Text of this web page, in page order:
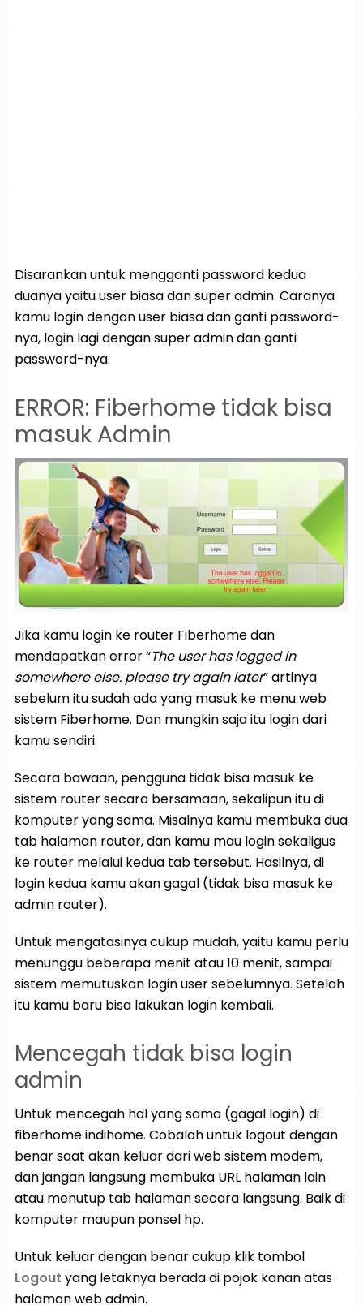
Disarankan untuk mengganti password kedua
duanya yaitu user biasa dan super admin. Caranya
kamu login dengan user biasa dan ganti password-
nya, login lagi dengan super admin dan ganti
password-nya.
ERROR: Fiberhome tidak bisa
masuk Admin
Jika kamu login ke router Fiberhome dan
mendapatkan error “The user has logged in
somewhere else. please try again later” artinya
sebelum itu sudah ada yang masuk ke menu web
sistem Fiberhome. Dan mungkin saja itu login dari
kamu sendiri.
Secara bawaan, pengguna tidak bisa masuk ke
sistem router secara bersamaan, sekalipun itu di
komputer yang sama. Misalnya kamu membuka dua
tab halaman router, dan kamu mau login sekaligus
ke router melalui kedua tab tersebut. Hasilnya, di
login kedua kamu akan gagal (tidak bisa masuk ke
admin router).
Untuk mengatasinya cukup mudah, yaitu kamu perlu
menunggu beberapa menit atau 10 menit, sampai
sistem memutuskan login user sebelumnya. Setelah
itu kamu baru bisa lakukan login kembali.
Mencegah tidak bisa login
admin
Untuk mencegah hal yang sama (gagal login) di
fiberhome indihome. Cobalah untuk logout dengan
benar saat akan keluar dari web sistem modem,
dan jangan langsung membuka URL halaman lain
atau menutup tab halaman secara langsung. Baik di
komputer maupun ponsel hp.
Untuk keluar dengan benar cukup klik tombol
Logout yang letaknya berada di pojok kanan atas
halaman web admin.